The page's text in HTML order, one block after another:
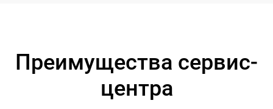
Преимущества сервис-
центра